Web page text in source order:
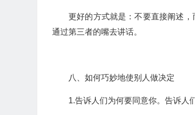
更好的方式就是：不要直接阐述
通过第三者的嘴去讲话。
八、如何巧妙地使别人做决定
1.告诉人们为何要同意你。告诉人